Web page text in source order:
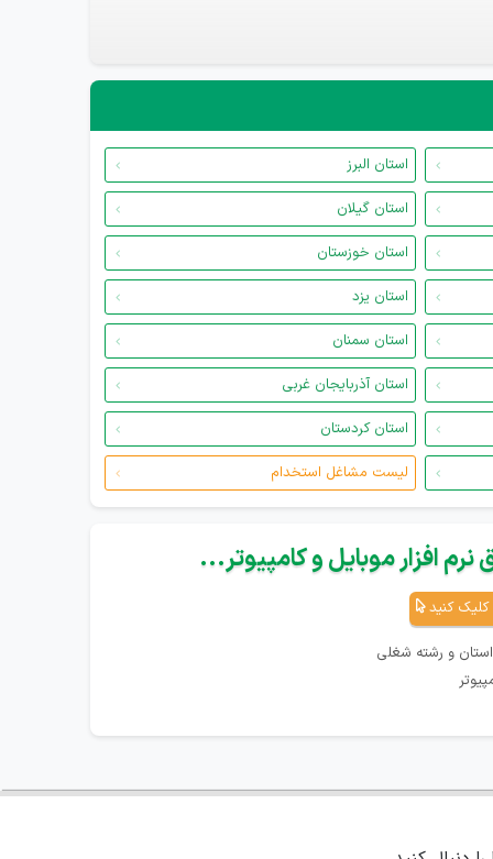
استان البرز
استان گیلان
استان خوزستان
استان یزد
استان سمنان
استان آذربایجان غربی
استان کردستان
لیست مشاغل استخدام
افزار موبایل و کامپیوتر...
کلیک کنید
و رشته شغلی